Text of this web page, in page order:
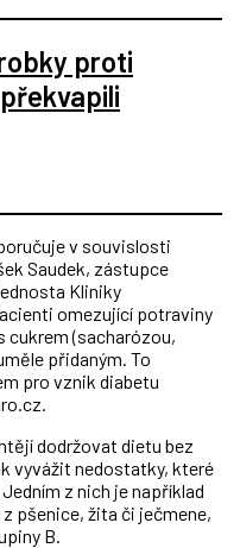
proti
v souvislosti
Saudek, zástupce
Kliniky
omezující potraviny
cukrem (sacharózou,
přidaným. To
pro vznik diabetu
dodržovat dietu bez
vyvážit nedostatky, které
z nich je například
pšenice, žita či ječmene,
B.